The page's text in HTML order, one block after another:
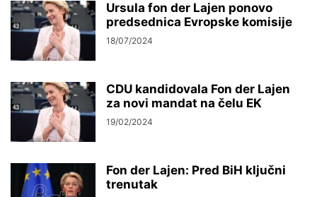
Ursula fon der Lajen ponovo
predsednica Evropske komisije
18/07/2024
CDU kandidovala Fon der Lajen
za novi mandat na čelu EK
19/02/2024
Fon der Lajen: Pred BiH ključni
trenutak